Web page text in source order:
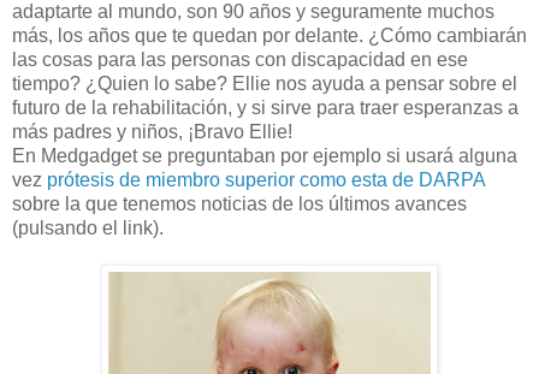
adaptarte al mundo, son 90 años y seguramente muchos
más, los años que te quedan por delante. ¿Cómo cambiarán
las cosas para las personas con discapacidad en ese
tiempo? ¿Quien lo sabe? Ellie nos ayuda a pensar sobre el
futuro de la rehabilitación, y si sirve para traer esperanzas a
más padres y niños, ¡Bravo Ellie!
En Medgadget se preguntaban por ejemplo si usará alguna
vez prótesis de miembro superior como esta de DARPA
sobre la que tenemos noticias de los últimos avances
(pulsando el link).